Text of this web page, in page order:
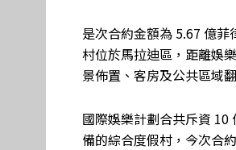
是次合約金額為 5.67 億
村位於馬拉迪區，距離娛
景佈置、客房及公共區域
國際娛樂計劃合共斥資
備的綜合度假村，今次合